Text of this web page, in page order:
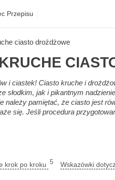
Przepisu
ciasto drożdżowe
i ciastek! Ciasto kruche i
słodkim, jak i pikantnym
należy pamiętać, że ciasto jest
się. Jeśli procedura
krok po kroku 5 Wskazówki